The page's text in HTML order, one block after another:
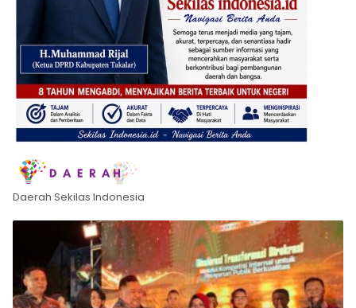
Daerah Sekilas Indonesia